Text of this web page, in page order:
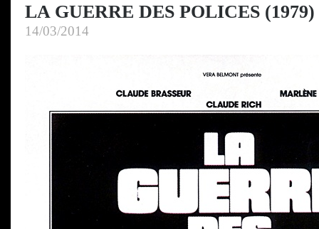
LA GUERRE DES POLICES (1979)
14/03/2014